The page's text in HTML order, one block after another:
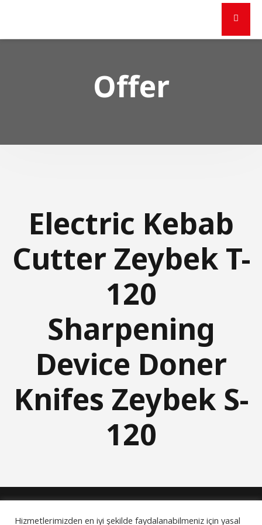
Offer
Electric Kebab
Cutter Zeybek T-
120
Sharpening
Device Doner
Knifes Zeybek S-
120
© 2024 Goek Systeme All rights reserved.
Hizmetlerimizden en iyi şekilde faydalanabilmeniz için yasal